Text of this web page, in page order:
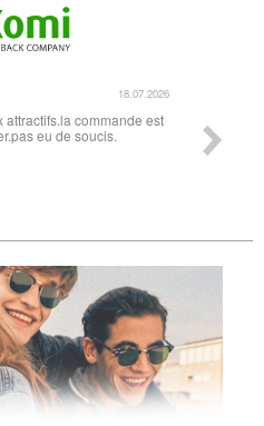
Super lunette merci pour les